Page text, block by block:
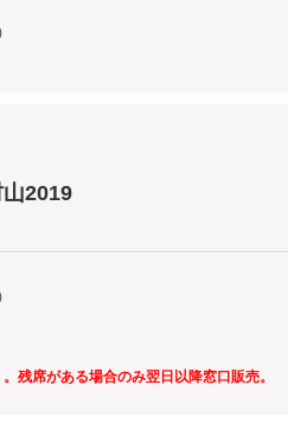
2019
残席がある場合のみ翌日以降窓口販売。